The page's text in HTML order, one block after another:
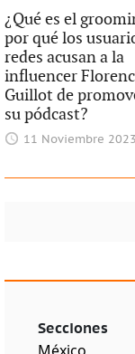
¿Qué es el
por qué los
redes acusan a la
influencer
Guillot de
su pódcast?
11 Noviembre 2023
Secciones